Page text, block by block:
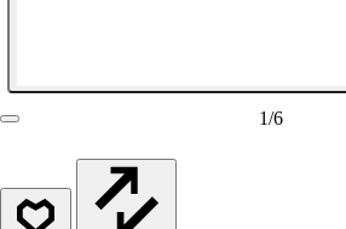
1/6